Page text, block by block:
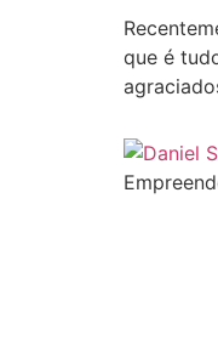
que é